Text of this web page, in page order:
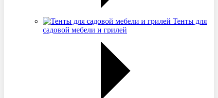
Тенты для
садовой мебели и грилей